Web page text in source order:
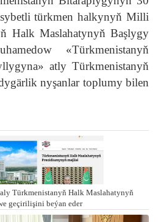
türkmen halkynyň Milli
Halk Maslahatynyň Başlygy
«Türkmenistanyň
atly Türkmenistanyň
nyşanlar toplumy bilen
Türkmenistanyň Halk Maslahatynyň
geçirilişini beýan eder